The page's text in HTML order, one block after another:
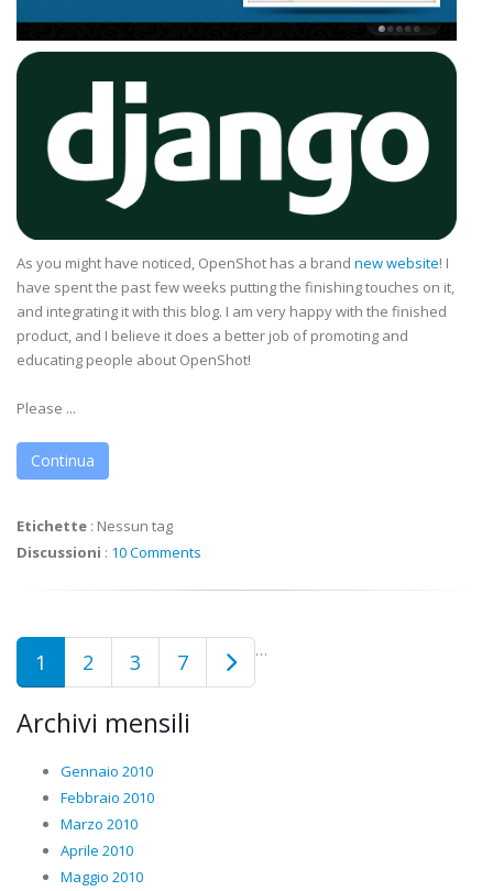
As you might have noticed, OpenShot has a brand new website! I
have spent the past few weeks putting the finishing touches on it,
and integrating it with this blog. I am very happy with the finished
product, and I believe it does a better job of promoting and
educating people about OpenShot!
Please ...
Continua
Etichette : Nessun tag
Discussioni : 10 Comments
1 2 3 …
7
Archivi mensili
Gennaio 2010
Febbraio 2010
Marzo 2010
Aprile 2010
Maggio 2010